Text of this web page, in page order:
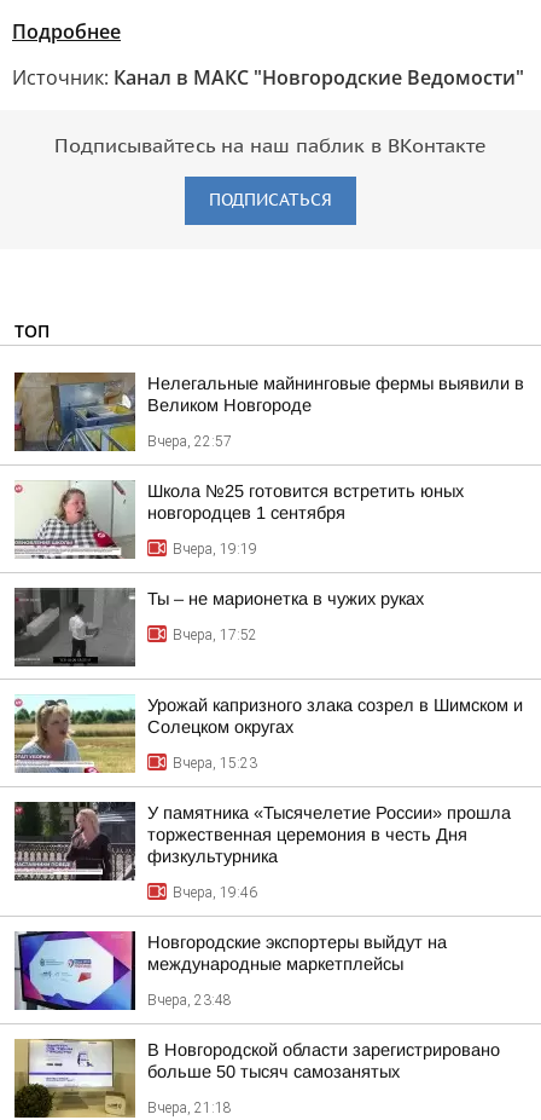
Подробнее
Источник: Канал в МАКС "Новгородские Ведомости"
Подписывайтесь на наш паблик в ВКонтакте
ПОДПИСАТЬСЯ
ТОП
Нелегальные майнинговые фермы выявили в
Великом Новгороде
Вчера, 22:57
Школа №25 готовится встретить юных
новгородцев 1 сентября
Вчера, 19:19
Ты – не марионетка в чужих руках
Вчера, 17:52
Урожай капризного злака созрел в Шимском и
Солецком округах
Вчера, 15:23
У памятника «Тысячелетие России» прошла
торжественная церемония в честь Дня
физкультурника
Вчера, 19:46
Новгородские экспортеры выйдут на
международные маркетплейсы
Вчера, 23:48
В Новгородской области зарегистрировано
больше 50 тысяч самозанятых
Вчера, 21:18